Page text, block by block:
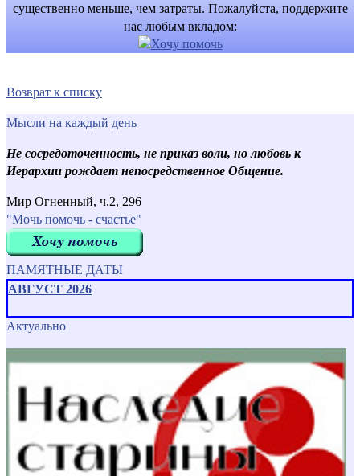
существенно меньше, чем затраты. Пожалуйста, поддержите
нас любым вкладом:
Возврат к списку
Мысли на каждый день
Не сосредоточенность, не приказ воли, но любовь к
Иерархии рождает непосредственное Общение.
Мир Огненный, ч.2, 296
"Мочь помочь - счастье"
ПАМЯТНЫЕ ДАТЫ
АВГУСТ 2026
Актуально